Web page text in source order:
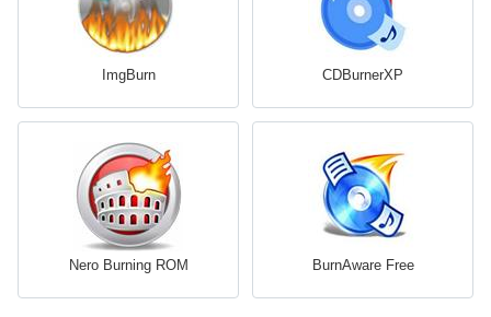
ImgBurn CDBurnerXP
Nero Burning ROM BurnAware Free